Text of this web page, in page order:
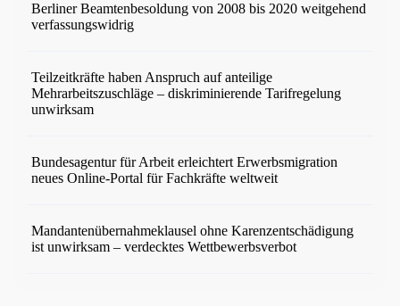
Berliner Beamtenbesoldung von 2008 bis 2020 weitgehend
verfassungswidrig
Teilzeitkräfte haben Anspruch auf anteilige
Mehrarbeitszuschläge – diskriminierende Tarifregelung
unwirksam
Bundesagentur für Arbeit erleichtert Erwerbsmigration
neues Online-Portal für Fachkräfte weltweit
Mandantenübernahmeklausel ohne Karenzentschädigung
ist unwirksam – verdecktes Wettbewerbsverbot